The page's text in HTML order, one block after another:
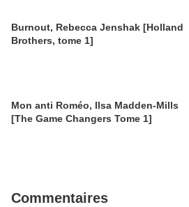
Burnout, Rebecca Jenshak [Holland
Brothers, tome 1]
Mon anti Roméo, Ilsa Madden-Mills
[The Game Changers Tome 1]
Commentaires